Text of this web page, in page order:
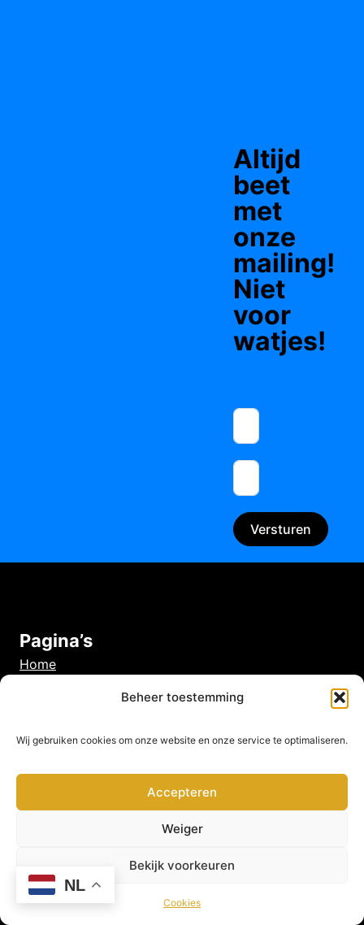
Beheer toestemming
Wij gebruiken cookies om onze website en onze service te optimaliseren.
Accepteren
Weiger
Bekijk voorkeuren
Cookies
Altijd
beet
met
onze
mailing!
Niet
voor
watjes!
Versturen
Pagina’s
Home
Kennisbank
Belangrijke pagina’s
Cookies
Disclaimer
NL